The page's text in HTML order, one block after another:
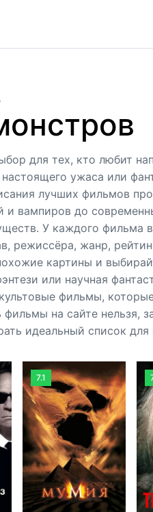
для тех, кто любит
ужаса или
лучших фильмов
и вампиров до
У каждого фильма
режиссёра, жанр,
картины и
или научная
фильмы,
на сайте нельзя,
идеальный список для
7.1